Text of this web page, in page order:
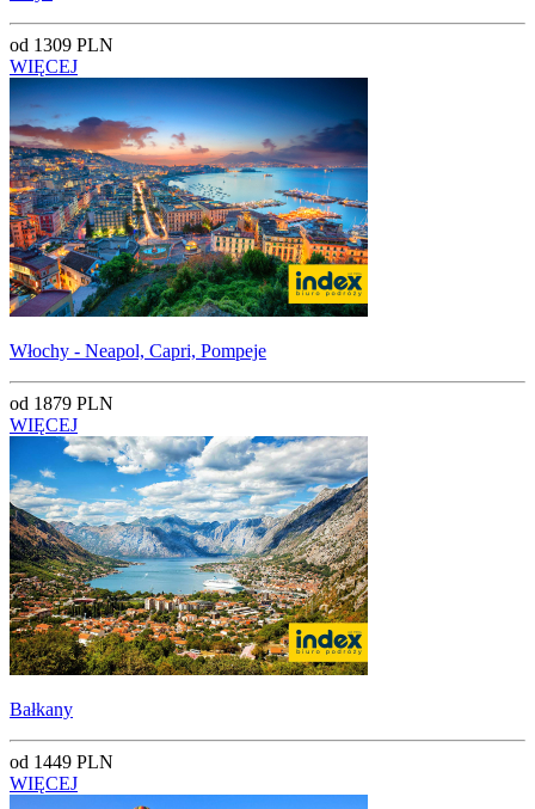
od 1309 PLN
WIĘCEJ
Włochy - Neapol, Capri, Pompeje
od 1879 PLN
WIĘCEJ
Bałkany
od 1449 PLN
WIĘCEJ